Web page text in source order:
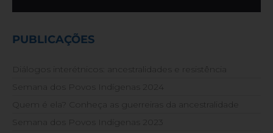
PUBLICAÇÕES
Diálogos interétnicos: ancestralidades e resistência
Semana dos Povos Indígenas 2024
Quem é ela? Conheça as guerreiras da ancestralidade
Semana dos Povos Indígenas 2023